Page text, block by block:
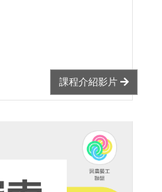
課程介紹影片